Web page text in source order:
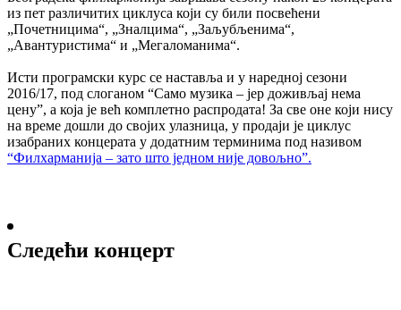
из пет различитих циклуса који су били посвећени
„Почетницима“, „Зналцима“, „Заљубљенима“,
„Авантуристима“ и „Мегаломанима“.
Исти програмски курс се наставља и у наредној сезони
2016/17, под слоганом “Само музика – јер доживљај нема
цену”, а која је већ комплетно распродата! За све оне који нису
на време дошли до својих улазница, у продаји је циклус
изабраних концерата у додатним терминима под називом
“Филхарманија – зато што једном није довољно”.
Следећи концерт